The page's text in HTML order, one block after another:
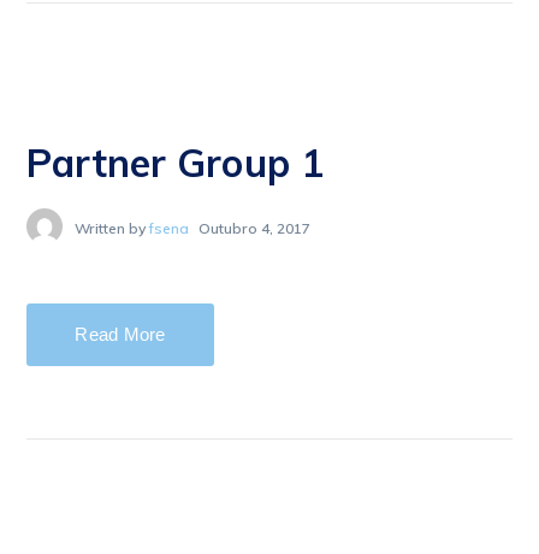
Partner Group 1
Written byfsena Outubro 4, 2017
Read More